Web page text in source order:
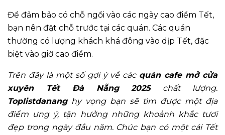
Để đảm bảo có chỗ ngồi vào các ngày cao điểm Tết,
bạn nên đặt chỗ trước tại các quán. Các quán
thường có lượng khách khá đông vào dịp Tết, đặc
biệt vào giờ cao điểm.
Trên đây là một số gợi ý về các quán cafe mở cửa
xuyên Tết Đà Nẵng 2025chất lượng.
Toplistdananghy vọng bạn sẽ tìm được một địa
điểm ưng ý, tận hưởng những khoảnh khắc tươi
đẹp trong ngày đầu năm. Chúc bạn có một cái Tết